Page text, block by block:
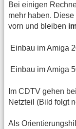
Bei einigen
mehr haben.
vorn und bleiben
Einbau im Amiga
Einbau im Amiga
Im CDTV gehen
Netzteil (Bild folgt
Als